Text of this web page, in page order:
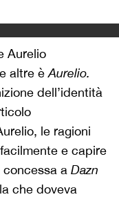
Aurelio
altre èAurelio.
dell’identità
le ragioni
e capire
concessa a Dazn
che doveva